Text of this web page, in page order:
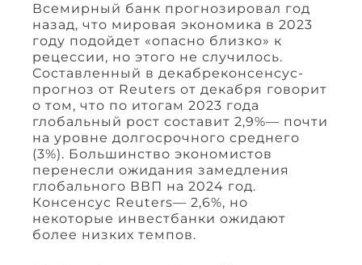
Всемирный банк прогнозировал год
назад, что мировая экономика в 2023
году подойдет «опасно близко» к
рецессии, но этого не случилось.
Составленный в декабреконсенсус-
прогноз от Reuters от декабря говорит
о том, что по итогам 2023 года
глобальный рост составит 2,9%— почти
на уровне долгосрочного среднего
(3%). Большинство экономистов
перенесли ожидания замедления
глобального ВВП на 2024 год.
Консенсус Reuters— 2,6%, но
некоторые инвестбанки ожидают
более низких темпов.